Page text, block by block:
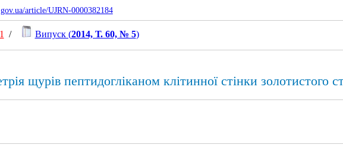
article/UJRN-0000382184
/ Випуск (2014, Т. 60, № 5)
щурів пептидогліканом клітинної стінки золотистого